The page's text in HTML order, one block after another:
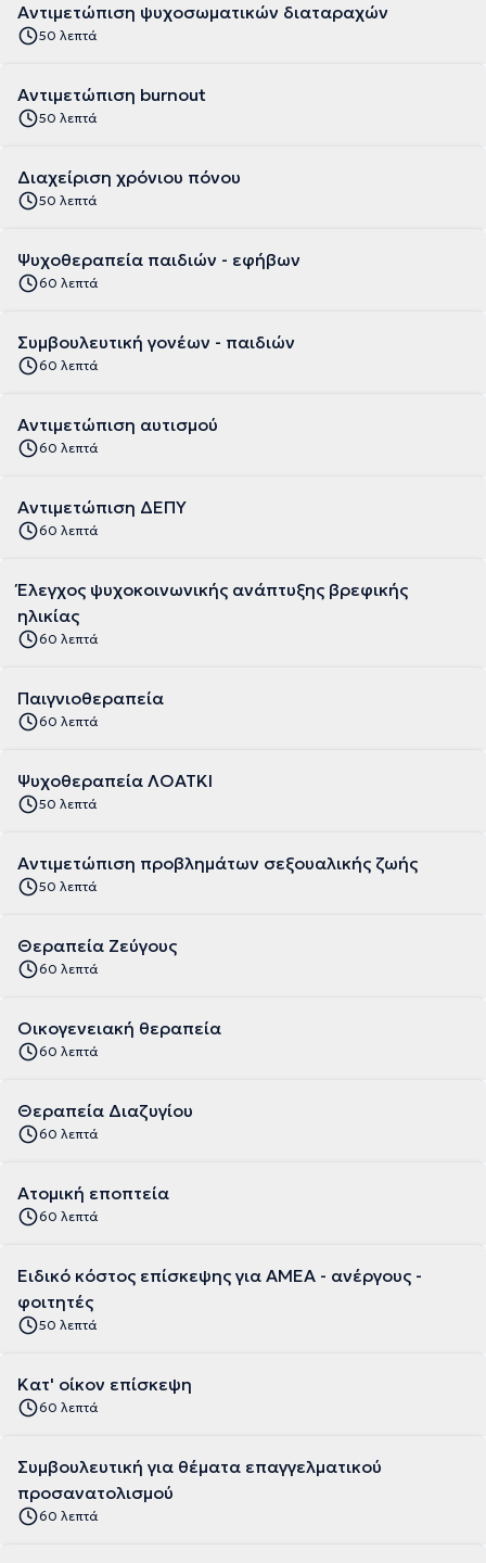
Αντιμετώπιση ψυχοσωματικών διαταραχών
50 λεπτά
Αντιμετώπιση burnout
50 λεπτά
Διαχείριση χρόνιου πόνου
50 λεπτά
Ψυχοθεραπεία παιδιών - εφήβων
60 λεπτά
Συμβουλευτική γονέων - παιδιών
60 λεπτά
Αντιμετώπιση αυτισμού
60 λεπτά
Αντιμετώπιση ΔΕΠΥ
60 λεπτά
Έλεγχος ψυχοκοινωνικής ανάπτυξης βρεφικής
ηλικίας
60 λεπτά
Παιγνιοθεραπεία
60 λεπτά
Ψυχοθεραπεία ΛΟΑΤΚΙ
50 λεπτά
Αντιμετώπιση προβλημάτων σεξουαλικής ζωής
50 λεπτά
Θεραπεία Ζεύγους
60 λεπτά
Οικογενειακή θεραπεία
60 λεπτά
Θεραπεία Διαζυγίου
60 λεπτά
Ατομική εποπτεία
60 λεπτά
Ειδικό κόστος επίσκεψης για ΑΜΕΑ - ανέργους -
φοιτητές
50 λεπτά
Κατ' οίκον επίσκεψη
60 λεπτά
Συμβουλευτική για θέματα επαγγελματικού
προσανατολισμού
60 λεπτά